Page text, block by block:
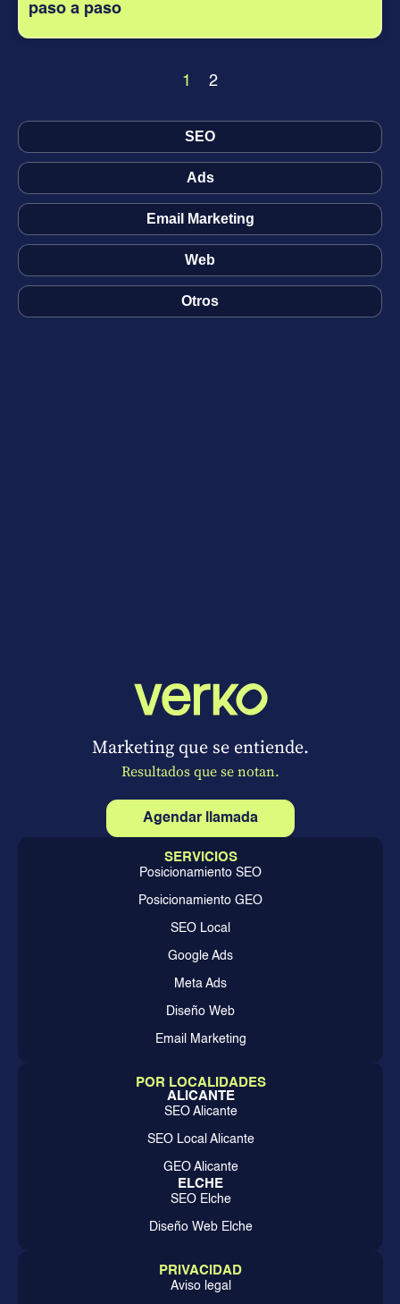
SEO
Ads
Email Marketing
Web
Otros
paso a paso
1 2
Marketing que se entiende.
Resultados que se notan.
Agendar llamada
SERVICIOS
Posicionamiento SEO
Posicionamiento GEO
SEO Local
Google Ads
Meta Ads
Diseño Web
Email Marketing
POR LOCALIDADES
ALICANTE
SEO Alicante
SEO Local Alicante
GEO Alicante
ELCHE
SEO Elche
Diseño Web Elche
PRIVACIDAD
Aviso legal